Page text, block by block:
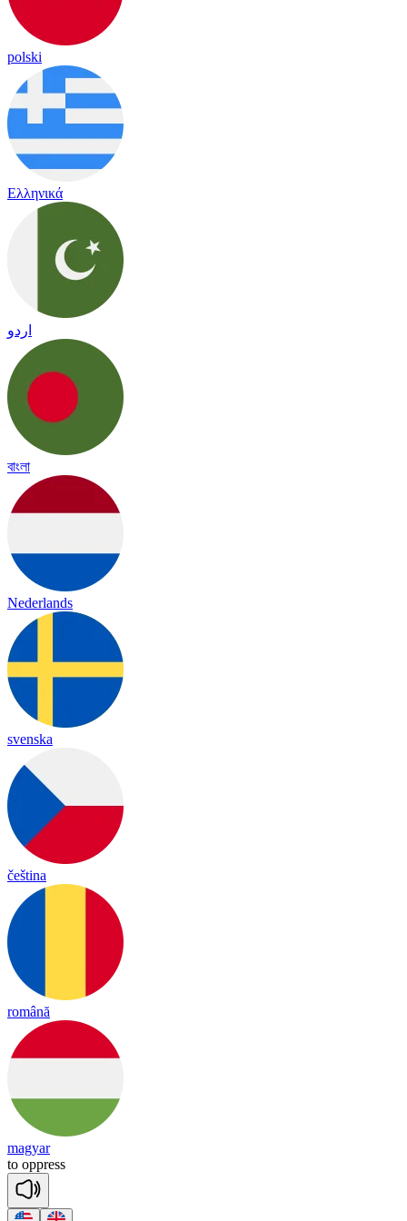
polski
Ελληνικά
اردو
বাংলা
Nederlands
svenska
čeština
română
magyar
to oppress